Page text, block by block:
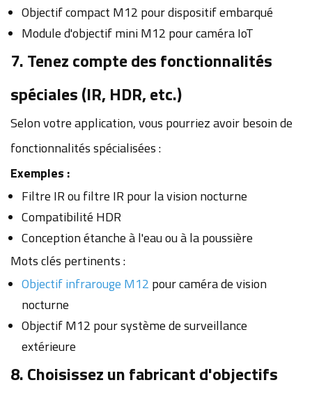
Objectif compact M12 pour dispositif embarqué
Module d'objectif mini M12 pour caméra IoT
7. Tenez compte des fonctionnalités
spéciales (IR, HDR, etc.)
Selon votre application, vous pourriez avoir besoin de
fonctionnalités spécialisées :
Exemples :
Filtre IR ou filtre IR pour la vision nocturne
Compatibilité HDR
Conception étanche à l'eau ou à la poussière
Mots clés pertinents :
Objectif infrarouge M12 pour caméra de vision
nocturne
Objectif M12 pour système de surveillance
extérieure
8. Choisissez un fabricant d'objectifs